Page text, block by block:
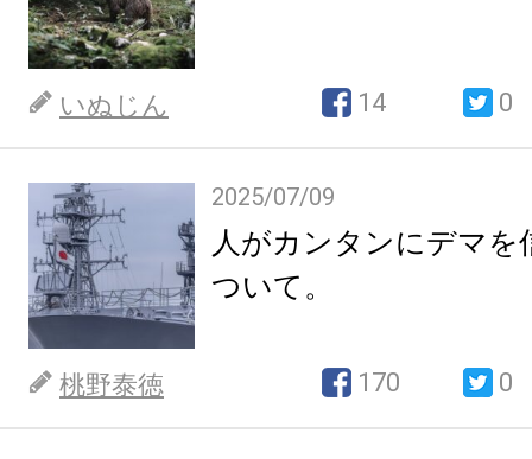
いぬじん 14 0
2025/07/09
人がカンタンにデマを
ついて。
桃野泰徳 170 0